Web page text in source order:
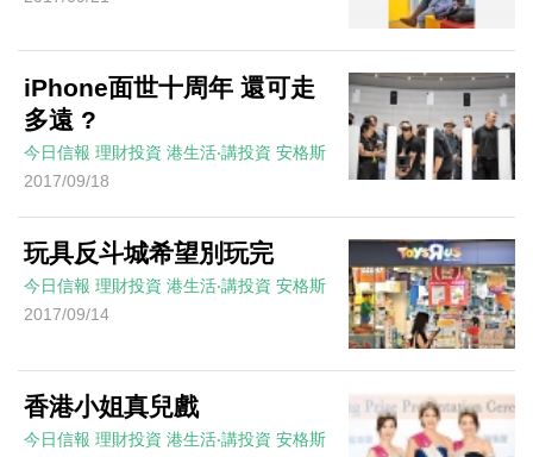
iPhone面世十周年 還可走
多遠 ?
今日信報 理財投資 港生活‧講投資 安格斯
2017/09/18
玩具反斗城希望別玩完
今日信報 理財投資 港生活‧講投資 安格斯
2017/09/14
香港小姐真兒戲
今日信報 理財投資 港生活‧講投資 安格斯